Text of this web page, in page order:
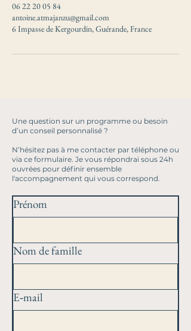
06 22 20 05 84
antoine.atmajanzu@gmail.com
6 Impasse de Kergourdin, Guérande, France
Une question sur un programme ou besoin
d’un conseil personnalisé ?
N’hésitez pas à me contacter par téléphone ou
via ce formulaire. Je vous répondrai sous 24h
ouvrées pour définir ensemble
l'accompagnement qui vous correspond.
Prénom
Nom de famille
E‑mail